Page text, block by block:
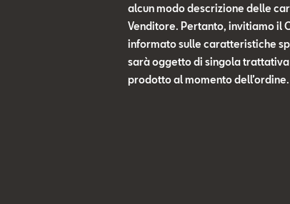
alcun modo descrizione delle
Venditore. Pertanto, invitiamo il
informato sulle caratteristiche
sarà oggetto di singola
prodotto al momento dell’ordine.